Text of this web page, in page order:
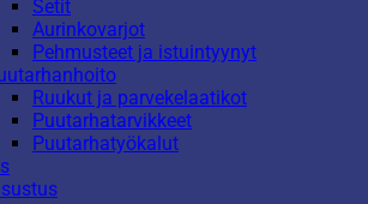
Setit
Aurinkovarjot
Pehmusteet ja istuintyynyt
Ruukut ja parvekelaatikot
Puutarhatarvikkeet
Puutarhatyökalut